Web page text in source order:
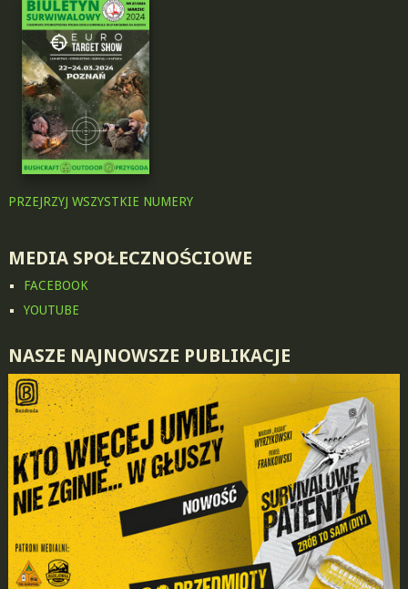
PRZEJRZYJ WSZYSTKIE NUMERY
MEDIA SPOŁECZNOŚCIOWE
FACEBOOK
YOUTUBE
NASZE NAJNOWSZE PUBLIKACJE